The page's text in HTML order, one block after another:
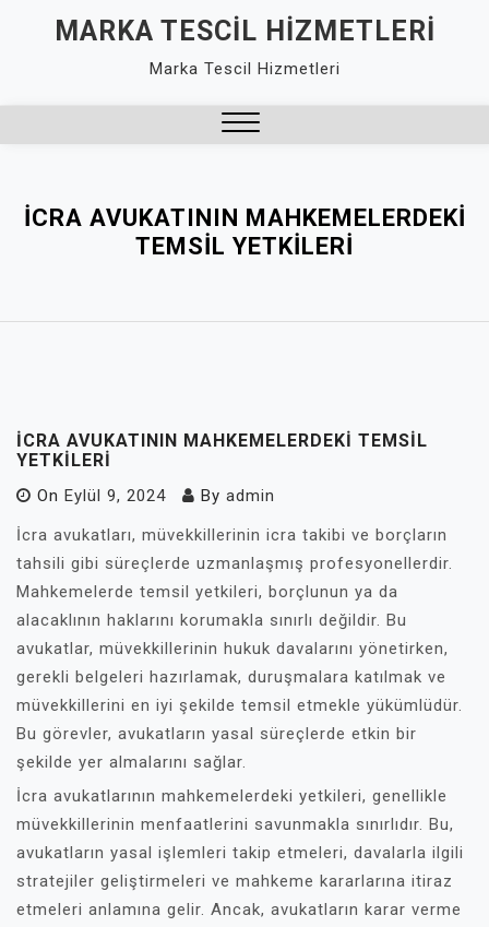
MARKA TESCIL HIZMETLERI
Marka Tescil Hizmetleri
İCRA AVUKATININ MAHKEMELERDEKI
TEMSIL YETKILERI
İCRA AVUKATININ MAHKEMELERDEKI TEMSIL
YETKILERI
On Eylül 9, 2024 By admin
İcra avukatları, müvekkillerinin icra takibi ve borçların
tahsili gibi süreçlerde uzmanlaşmış profesyonellerdir.
Mahkemelerde temsil yetkileri, borçlunun ya da
alacaklının haklarını korumakla sınırlı değildir. Bu
avukatlar, müvekkillerinin hukuk davalarını yönetirken,
gerekli belgeleri hazırlamak, duruşmalara katılmak ve
müvekkillerini en iyi şekilde temsil etmekle yükümlüdür.
Bu görevler, avukatların yasal süreçlerde etkin bir
şekilde yer almalarını sağlar.
İcra avukatlarının mahkemelerdeki yetkileri, genellikle
müvekkillerinin menfaatlerini savunmakla sınırlıdır. Bu,
avukatların yasal işlemleri takip etmeleri, davalarla ilgili
stratejiler geliştirmeleri ve mahkeme kararlarına itiraz
etmeleri anlamına gelir. Ancak, avukatların karar verme